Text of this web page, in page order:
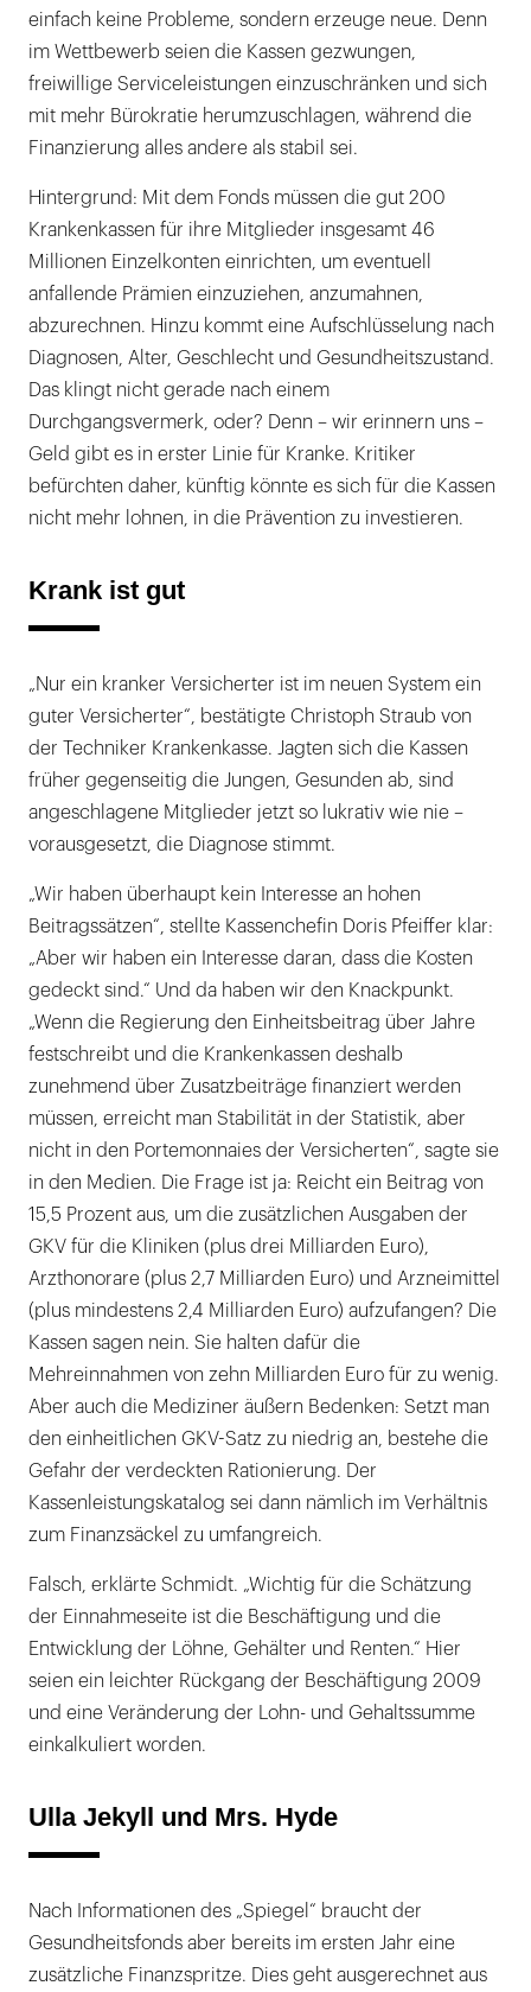
einfach keine Probleme, sondern erzeuge neue. Denn
im Wettbewerb seien die Kassen gezwungen,
freiwillige Serviceleistungen einzuschränken und sich
mit mehr Bürokratie herumzuschlagen, während die
Finanzierung alles andere als stabil sei.
Hintergrund: Mit dem Fonds müssen die gut 200
Krankenkassen für ihre Mitglieder insgesamt 46
Millionen Einzelkonten einrichten, um eventuell
anfallende Prämien einzuziehen, anzumahnen,
abzurechnen. Hinzu kommt eine Aufschlüsselung nach
Diagnosen, Alter, Geschlecht und Gesundheitszustand.
Das klingt nicht gerade nach einem
Durchgangsvermerk, oder? Denn – wir erinnern uns –
Geld gibt es in erster Linie für Kranke. Kritiker
befürchten daher, künftig könnte es sich für die Kassen
nicht mehr lohnen, in die Prävention zu investieren.
Krank ist gut
„Nur ein kranker Versicherter ist im neuen System ein
guter Versicherter“, bestätigte Christoph Straub von
der Techniker Krankenkasse. Jagten sich die Kassen
früher gegenseitig die Jungen, Gesunden ab, sind
angeschlagene Mitglieder jetzt so lukrativ wie nie –
vorausgesetzt, die Diagnose stimmt.
„Wir haben überhaupt kein Interesse an hohen
Beitragssätzen“, stellte Kassenchefin Doris Pfeiffer klar:
„Aber wir haben ein Interesse daran, dass die Kosten
gedeckt sind.“ Und da haben wir den Knackpunkt.
„Wenn die Regierung den Einheitsbeitrag über Jahre
festschreibt und die Krankenkassen deshalb
zunehmend über Zusatzbeiträge finanziert werden
müssen, erreicht man Stabilität in der Statistik, aber
nicht in den Portemonnaies der Versicherten“, sagte sie
in den Medien. Die Frage ist ja: Reicht ein Beitrag von
15,5 Prozent aus, um die zusätzlichen Ausgaben der
GKV für die Kliniken (plus drei Milliarden Euro),
Arzthonorare (plus 2,7 Milliarden Euro) und Arzneimittel
(plus mindestens 2,4 Milliarden Euro) aufzufangen? Die
Kassen sagen nein. Sie halten dafür die
Mehreinnahmen von zehn Milliarden Euro für zu wenig.
Aber auch die Mediziner äußern Bedenken: Setzt man
den einheitlichen GKV-Satz zu niedrig an, bestehe die
Gefahr der verdeckten Rationierung. Der
Kassenleistungskatalog sei dann nämlich im Verhältnis
zum Finanzsäckel zu umfangreich.
Falsch, erklärte Schmidt. „Wichtig für die Schätzung
der Einnahmeseite ist die Beschäftigung und die
Entwicklung der Löhne, Gehälter und Renten.“ Hier
seien ein leichter Rückgang der Beschäftigung 2009
und eine Veränderung der Lohn- und Gehaltssumme
einkalkuliert worden.
Ulla Jekyll und Mrs. Hyde
Nach Informationen des „Spiegel“ braucht der
Gesundheitsfonds aber bereits im ersten Jahr eine
zusätzliche Finanzspritze. Dies geht ausgerechnet aus